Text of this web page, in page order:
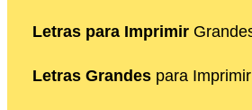
Letras para Imprimir
Letras Grandes para Imprimir